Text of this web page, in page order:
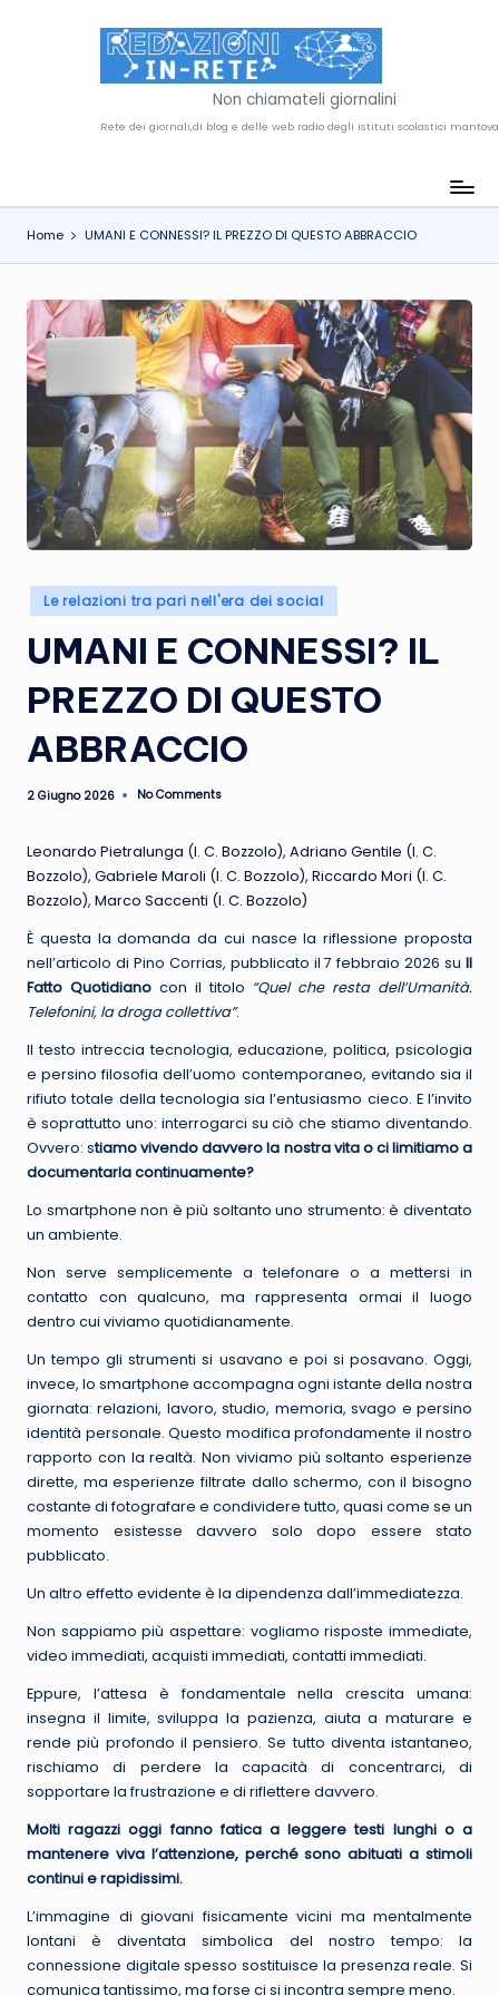
e
a
z
o
i
i
n
R
e
t
e
Non chiamateli giornalini
Home UMANI E CONNESSI? IL PREZZO DI QUESTO ABBRACCIO
Posted
in
Le relazioni tra pari nell'era dei social
UMANI E CONNESSI? IL
PREZZO DI QUESTO
ABBRACCIO
2 Giugno 2026 No Comments
Leonardo Pietralunga (I. C. Bozzolo), Adriano Gentile (I. C.
Bozzolo), Gabriele Maroli (I. C. Bozzolo), Riccardo Mori (I. C.
Bozzolo), Marco Saccenti (I. C. Bozzolo)
È questa la domanda da cui nasce la riflessione proposta
nell’articolo di Pino Corrias, pubblicato il 7 febbraio 2026 su Il
Fatto Quotidianocon il titolo “Quel che resta dell’Umanità.
Telefonini, la droga collettiva”.
Il testo intreccia tecnologia, educazione, politica, psicologia
e persino filosofia dell’uomo contemporaneo, evitando sia il
rifiuto totale della tecnologia sia l’entusiasmo cieco. E l’invito
è soprattutto uno: interrogarci su ciò che stiamo diventando.
Ovvero: stiamo vivendo davvero la nostra vita o ci limitiamo a
documentarla continuamente?
Lo smartphone non è più soltanto uno strumento: è diventato
un ambiente.
Non serve semplicemente a telefonare o a mettersi in
contatto con qualcuno, ma rappresenta ormai il luogo
dentro cui viviamo quotidianamente.
Un tempo gli strumenti si usavano e poi si posavano. Oggi,
invece, lo smartphone accompagna ogni istante della nostra
giornata: relazioni, lavoro, studio, memoria, svago e persino
identità personale. Questo modifica profondamente il nostro
rapporto con la realtà. Non viviamo più soltanto esperienze
dirette, ma esperienze filtrate dallo schermo, con il bisogno
costante di fotografare e condividere tutto, quasi come se un
momento esistesse davvero solo dopo essere stato
pubblicato.
Un altro effetto evidente è la dipendenza dall’immediatezza.
Non sappiamo più aspettare: vogliamo risposte immediate,
video immediati, acquisti immediati, contatti immediati.
Eppure, l’attesa è fondamentale nella crescita umana:
insegna il limite, sviluppa la pazienza, aiuta a maturare e
rende più profondo il pensiero. Se tutto diventa istantaneo,
rischiamo di perdere la capacità di concentrarci, di
sopportare la frustrazione e di riflettere davvero.
Molti ragazzi oggi fanno fatica a leggere testi lunghi o a
mantenere viva l’attenzione, perché sono abituati a stimoli
continui e rapidissimi.
L’immagine di giovani fisicamente vicini ma mentalmente
lontani è diventata simbolica del nostro tempo: la
connessione digitale spesso sostituisce la presenza reale. Si
comunica tantissimo, ma forse ci si incontra sempre meno.